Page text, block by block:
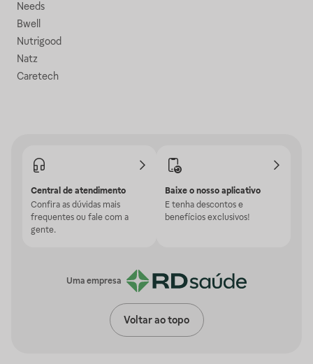
Needs
Bwell
Nutrigood
Natz
Caretech
Central de atendimento
Confira as dúvidas mais
frequentes ou fale com a
gente.
Baixe o nosso aplicativo
E tenha descontos e
benefícios exclusivos!
Uma empresa
Voltar ao topo